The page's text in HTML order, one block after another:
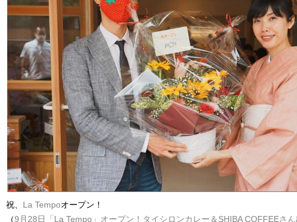
祝、 La Tempoオープン！
（9月28日「La Tempo」オープン！タイシロンカレー＆SHIBA COFFEEさ